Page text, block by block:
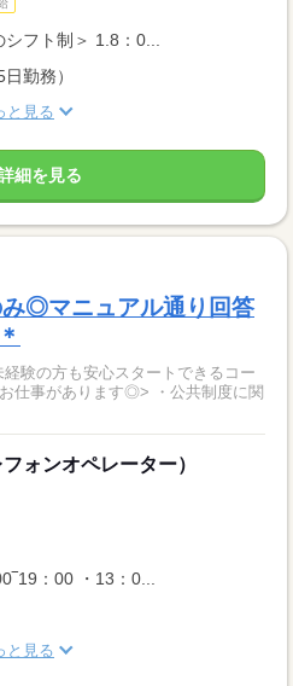
フト制＞ 1.8：0...
勤務）
と見る
細を見る
◎マニュアル通り回答
験の方も安心スタートできるコー
ォンオペレーター）
：00 ・13：0...
と見る